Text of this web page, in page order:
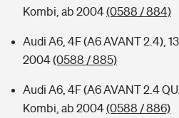
Kombi, ab 2004(0588 / 884)
Audi A6, 4F (A6 AVANT 2.4),
2004(0588 / 885)
Audi A6, 4F (A6 AVANT 2.4
Kombi, ab 2004(0588 / 886)